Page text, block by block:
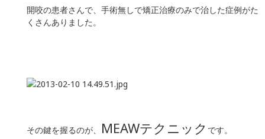
開咬の患者さんで、手術無しで矯正治療のみで治した症例がた
くさんありました。
その鍵を握るのが、 MEAWテクニック です。